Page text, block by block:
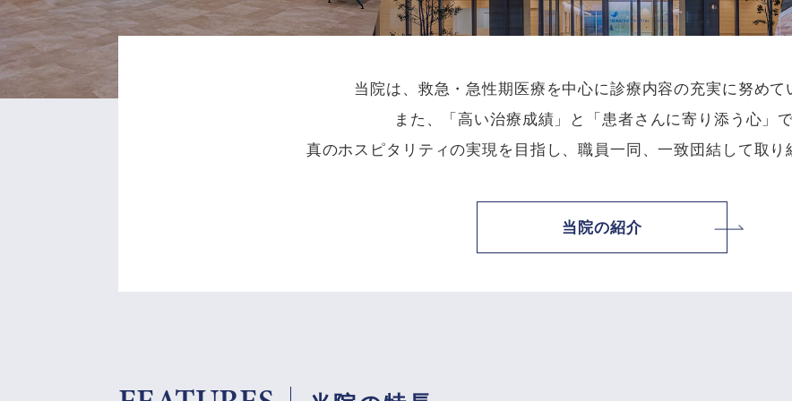
当院は、救急・急性期医療を中心に診療内容の充実に努めて
また、「高い治療成績」と「患者さんに寄り添う心」で
真のホスピタリティの実現を目指し、職員一同、一致団結して取り
当院の紹介